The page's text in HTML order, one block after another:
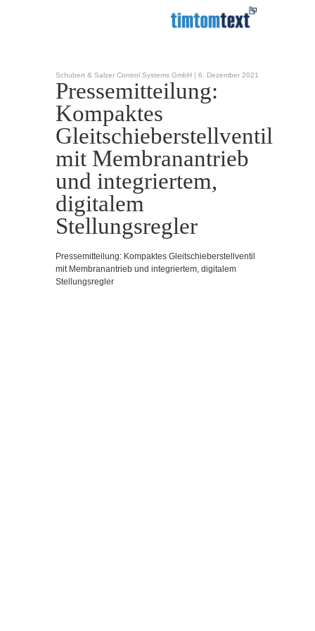
Schubert & Salzer Control Systems GmbH | 6. Dezember 2021
Pressemitteilung:
Kompaktes
Gleitschieberstellventil
mit Membranantrieb
und integriertem,
digitalem
Stellungsregler
Pressemitteilung: Kompaktes Gleitschieberstellventil
mit Membranantrieb und integriertem, digitalem
Stellungsregler